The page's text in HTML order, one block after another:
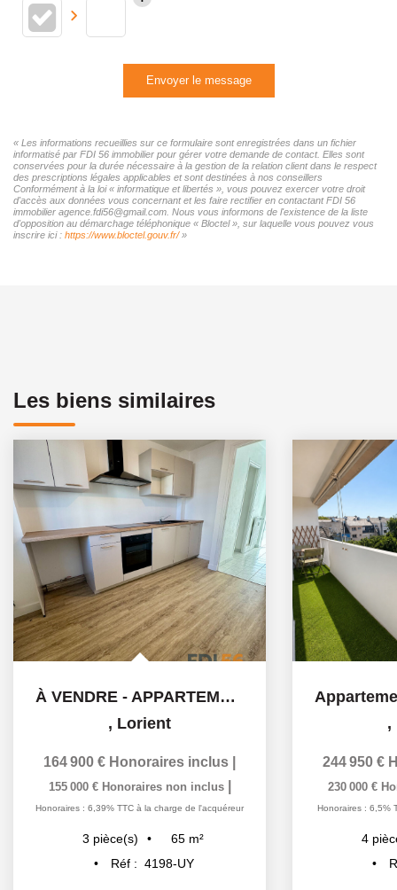
Envoyer le message
« Les informations recueillies sur ce formulaire sont enregistrées dans un fichier
informatisé par FDI 56 immobilier pour gérer votre demande de contact. Elles sont
conservées pour la durée nécessaire à la gestion de la relation client dans le respect
des prescriptions légales applicables et sont destinées à nos conseillers
Conformément à la loi « informatique et libertés », vous pouvez exercer votre droit
d'accès aux données vous concernant et les faire rectifier en contactant FDI 56
immobilier agence.fdi56@gmail.com. Nous vous informons de l'existence de la liste
d'opposition au démarchage téléphonique « Bloctel », sur laquelle vous pouvez vous
inscrire ici : https://www.bloctel.gouv.fr/»
Les biens similaires
À VENDRE - APPARTEMENT - 65 m2 - PARKING ET CHAUFFAGE...
, Lorient
164 900 € Honoraires inclus
155 000 € Honoraires non inclus
Honoraires : 6,39% TTC à la charge de l'acquéreur
3 pièce(s) 65 m²
Réf : 4198-UY
,
244 950 €
230 000 €
Honoraires : 6,5%
4